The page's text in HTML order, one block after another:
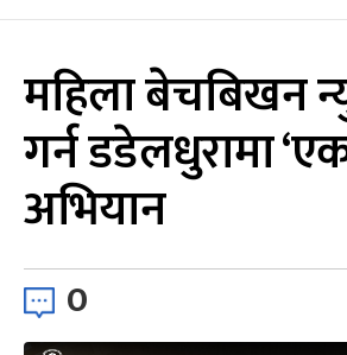
महिला बेचबिखन
गर्न डडेलधुरामा
अभियान
0